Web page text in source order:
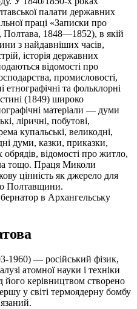
палати державних
праці «Записки про
1848—1852), в якій
з найдавніших часів,
історія державних
відомості про
промисловості,
етнографічні та фольклорні
(1849) широко
матеріали — думи
ліричні, побутові,
купальські, великодні,
думи, казки, приказки,
відомості про житло,
тощо. Праця Миколи
цінність як джерело для
Полтавщини.
в Архангельську
1960) — російський фізик,
атомної науки і техніки
керівництвом створено
у світі термоядерну бомбу